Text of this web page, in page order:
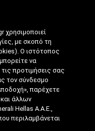
Η ΕΦΑΡΜΟΓΉ
|
χρησιμοποιεί
με σκοπό τη
Ο ιστότοπος
να
προτιμήσεις σας
τον σύνδεσμο
παρέχετε
άλλων
Hellas A.A.E.,
περιλαμβάνεται